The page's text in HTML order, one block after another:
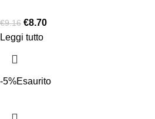
€9.16 €8.70
Leggi tutto
-5%Esaurito